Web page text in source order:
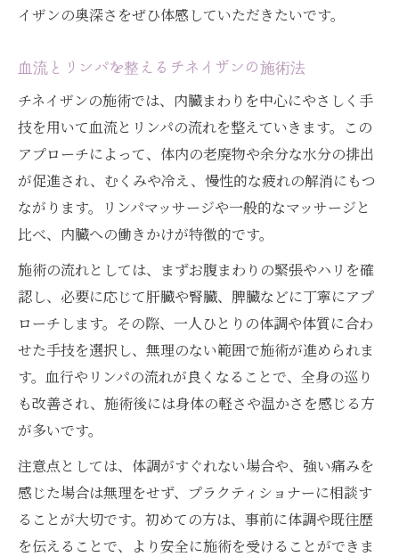
イザンの奥深さをぜひ体感していただきたいです。
血流とリンパを整えるチネイザンの施術法
チネイザンの施術では、内臓まわりを中心にやさしく手
技を用いて血流とリンパの流れを整えていきます。この
アプローチによって、体内の老廃物や余分な水分の排出
が促進され、むくみや冷え、慢性的な疲れの解消にもつ
ながります。リンパマッサージや一般的なマッサージと
比べ、内臓への働きかけが特徴的です。
施術の流れとしては、まずお腹まわりの緊張やハリを確
認し、必要に応じて肝臓や腎臓、脾臓などに丁寧にアプ
ローチします。その際、一人ひとりの体調や体質に合わ
せた手技を選択し、無理のない範囲で施術が進められま
す。血行やリンパの流れが良くなることで、全身の巡り
も改善され、施術後には身体の軽さや温かさを感じる方
が多いです。
注意点としては、体調がすぐれない場合や、強い痛みを
感じた場合は無理をせず、プラクティショナーに相談す
ることが大切です。初めての方は、事前に体調や既往歴
を伝えることで、より安全に施術を受けることができま